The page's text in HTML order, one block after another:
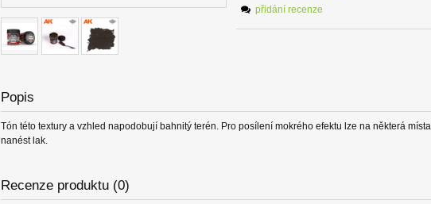
přidání recenze
Popis
Tón této textury a vzhled napodobují bahnitý terén. Pro posílení mokrého efektu lze na některá místa
nanést lak.
Recenze produktu (0)